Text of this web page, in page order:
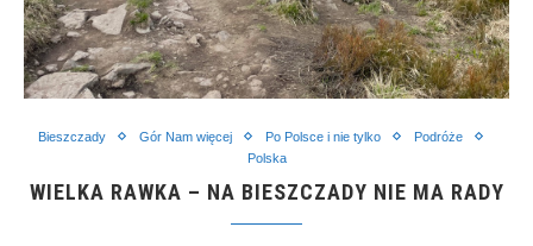
Bieszczady Gór Nam więcej Po Polsce i nie tylko
Podróże
Polska
WIELKA RAWKA – NA BIESZCZADY NIE MA RADY